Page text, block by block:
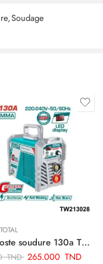
,Soudage
TOTAL
Total poste soudure 130a TW213028
TND 265.000 TND